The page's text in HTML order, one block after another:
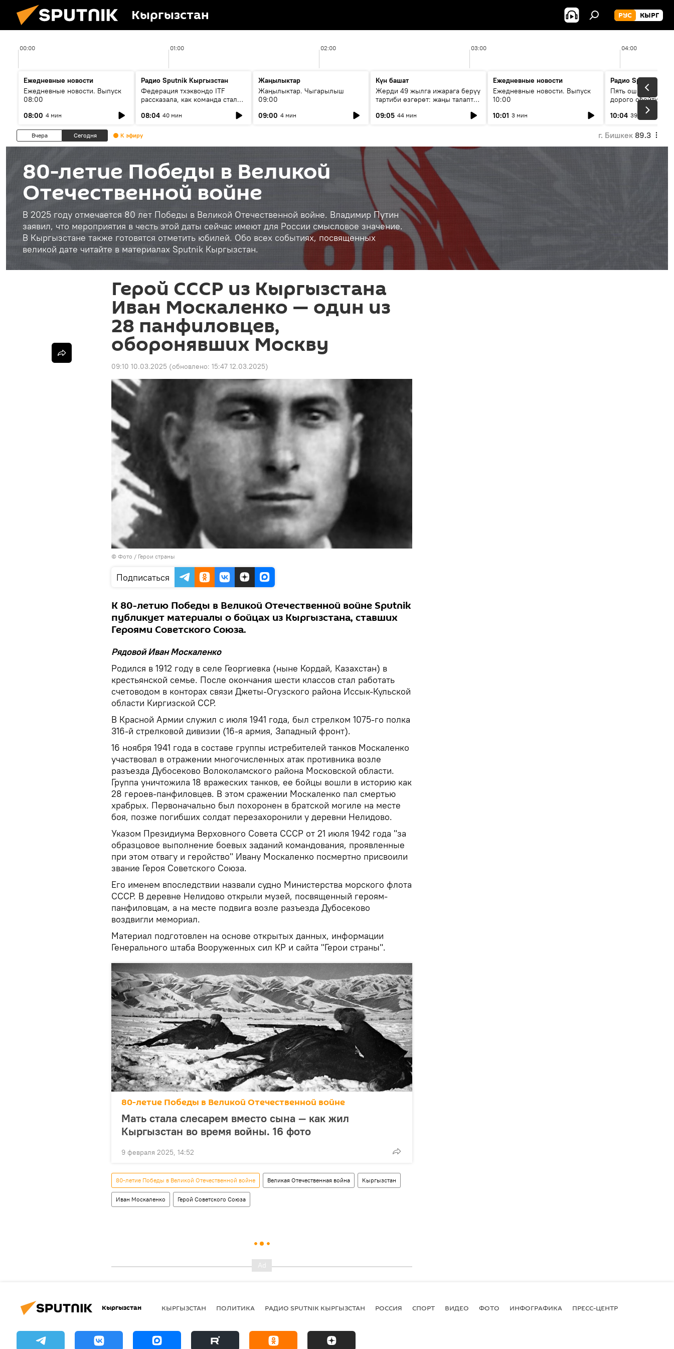
Кыргызстан РУС КЫРГ
00:00 01:00 02:00 03:00 04:00
Ежедневные новости
Ежедневные новости. Выпуск
08:00
08:00 4 мин
Радио Sputnik Кыргызстан
Федерация тхэквондо ITF
рассказала, как команда стала
08:04 40 мин
Жаңылыктар
Жаңылыктар. Чыгарылыш
09:00
09:00 4 мин
Күн башат
Жерди 49 жылга ижарага берүү
тартиби өзгөрөт: жаңы талаптар
09:05 44 мин
Ежедневные новости
Ежедневные новости. Выпуск
10:00
10:01 3 мин
Радио Sputnik
Пять ошибок
дорого обойтись
10:04 39 мин
Вчера Сегодня К эфиру г. Бишкек 89.3
80-летие Победы в Великой
Отечественной войне
В 2025 году отмечается 80 лет Победы в Великой Отечественной войне. Владимир Путин
заявил, что мероприятия в честь этой даты сейчас имеют для России смысловое значение.
В Кыргызстане также готовятся отметить юбилей. Обо всех событиях, посвященных
великой дате читайте в материалах Sputnik Кыргызстан.
Герой СССР из Кыргызстана
Иван Москаленко — один из
28 панфиловцев,
оборонявших Москву
09:10 10.03.2025 (обновлено: 15:47 12.03.2025)
© Фото / Герои страны
Подписаться
К 80-летию Победы в Великой Отечественной войне Sputnik
публикует материалы о бойцах из Кыргызстана, ставших
Героями Советского Союза.
Рядовой Иван Москаленко
Родился в 1912 году в селе Георгиевка (ныне Кордай, Казахстан) в
крестьянской семье. После окончания шести классов стал работать
счетоводом в конторах связи Джеты-Огузского района Иссык-Кульской
области Киргизской ССР.
В Красной Армии служил с июля 1941 года, был стрелком 1075-го полка
316-й стрелковой дивизии (16-я армия, Западный фронт).
16 ноября 1941 года в составе группы истребителей танков Москаленко
участвовал в отражении многочисленных атак противника возле
разъезда Дубосеково Волоколамского района Московской области.
Группа уничтожила 18 вражеских танков, ее бойцы вошли в историю как
28 героев-панфиловцев. В этом сражении Москаленко пал смертью
храбрых. Первоначально был похоронен в братской могиле на месте
боя, позже погибших солдат перезахоронили у деревни Нелидово.
Указом Президиума Верховного Совета СССР от 21 июля 1942 года "за
образцовое выполнение боевых заданий командования, проявленные
при этом отвагу и геройство" Ивану Москаленко посмертно присвоили
звание Героя Советского Союза.
Его именем впоследствии назвали судно Министерства морского флота
СССР. В деревне Нелидово открыли музей, посвященный героям-
панфиловцам, а на месте подвига возле разъезда Дубосеково
воздвигли мемориал.
Материал подготовлен на основе открытых данных, информации
Генерального штаба Вооруженных сил КР и сайта "Герои страны".
80-летие Победы в Великой Отечественной войне
Мать стала слесарем вместо сына — как жил
Кыргызстан во время войны. 16 фото
9 февраля 2025, 14:52
80-летие Победы в Великой Отечественной войне Великая Отечественная война Кыргызстан
Иван Москаленко Герой Советского Союза
Кыргызстан КЫРГЫЗСТАН ПОЛИТИКА РАДИО SPUTNIK КЫРГЫЗСТАН РОССИЯ СПОРТ ВИДЕО ФОТО ИНФОГРАФИКА ПРЕСС-ЦЕНТР